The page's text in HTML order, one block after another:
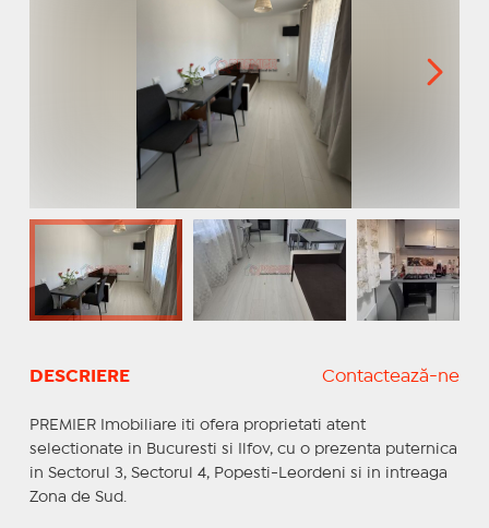
DESCRIERE Contactează-ne
PREMIER Imobiliare iti ofera proprietati atent
selectionate in Bucuresti si Ilfov, cu o prezenta puternica
in Sectorul 3, Sectorul 4, Popesti-Leordeni si in intreaga
Zona de Sud.